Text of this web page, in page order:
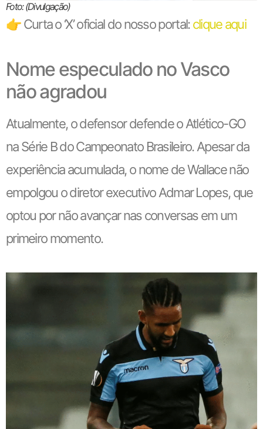
Foto: (Divulgação)
👉 Curta o ‘X’ oficial do nosso portal:clique aqui
Nome especulado no Vasco
não agradou
Atualmente, o defensor defende o Atlético-GO
na Série B do Campeonato Brasileiro. Apesar da
experiência acumulada, o nome de Wallace não
empolgou o diretor executivo Admar Lopes, que
optou por não avançar nas conversas em um
primeiro momento.